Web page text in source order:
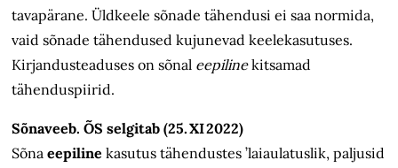
tavapärane. Üldkeele sõnade tähendusi ei saa normida,
vaid sõnade tähendused kujunevad keelekasutuses.
Kirjandusteaduses on sõnal eepilinekitsamad
tähenduspiirid.
Sõnaveeb. ÕS selgitab (25. XI 2022)
Sõnaeepiline kasutus tähendustes ’laiaulatuslik, paljusid